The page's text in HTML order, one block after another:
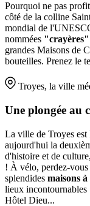
Pourquoi ne pas
côté de la colline
mondial de
nommées "crayères"
grandes Maisons de
bouteilles. Prenez le
Troyes, la ville
Une plongée au
La ville de Troyes est
aujourd'hui la
d'histoire et de
! À vélo, perdez-vous
splendides maisons
lieux incontournables
Hôtel Dieu...